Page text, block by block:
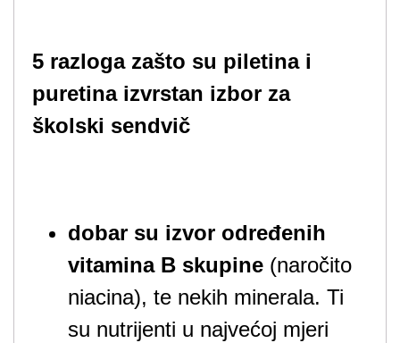
5 razloga zašto su piletina i
puretina izvrstan izbor za
školski sendvič
dobar su izvor određenih
vitamina B skupine (naročito
niacina), te nekih minerala. Ti
su nutrijenti u najvećoj mjeri